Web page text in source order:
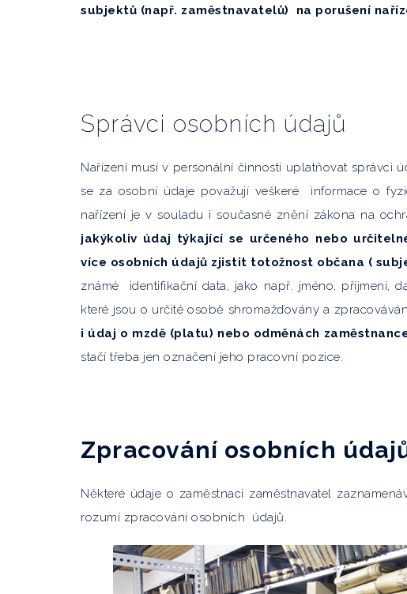
subjektů (např. zaměstnavatelů) na porušení
Správci osobních údajů
Nařízení musí v personální činnosti uplatňovat správci
se za osobní údaje považují veškeré informace o
nařízení je v souladu i současné znění zákona na
jakýkoliv údaj týkající se určeného nebo
více osobních údajů zjistit totožnost občana (
známé identifikační data, jako např. jméno, příjmení,
které jsou o určité osobě shromažďovány a
i údaj o mzdě (platu) nebo odměnách
stačí třeba jen označení jeho pracovní pozice.
Zpracování osobních
Některé údaje o zaměstnaci zaměstnavatel
rozumí zpracování osobních údajů.